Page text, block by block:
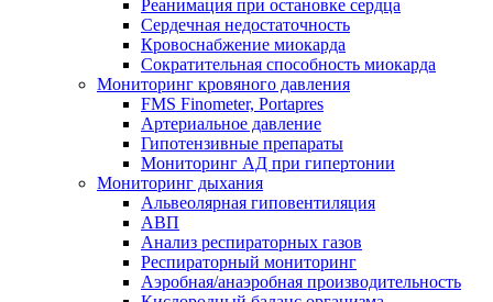
Реанимация при остановке сердца
Сердечная недостаточность
Кровоснабжение миокарда
Сократительная способность миокарда
Мониторинг кровяного давления
FMS Finometer, Portapres
Артериальное давление
Гипотензивные препараты
Мониторинг АД при гипертонии
Мониторинг дыхания
Альвеолярная гиповентиляция
АВП
Анализ респираторных газов
Респираторный мониторинг
Аэробная/анаэробная производительность